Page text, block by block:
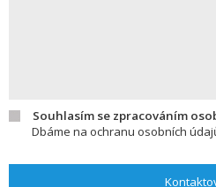
Souhlasím se zpracováním
Dbáme na ochranu osobních